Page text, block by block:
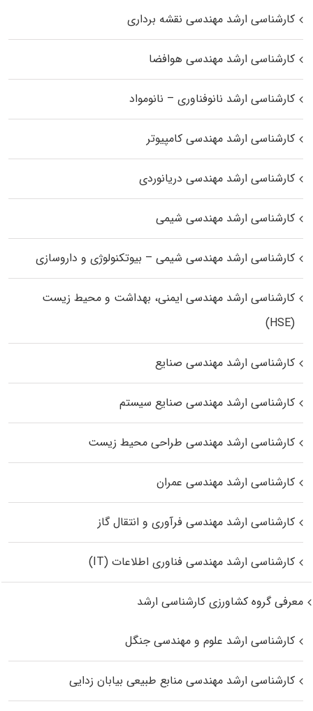
کارشناسی ارشد مهندسی نقشه برداری
کارشناسی ارشد مهندسی هوافضا
کارشناسی ارشد نانوفناوری – نانومواد
کارشناسی ارشد مهندسی کامپیوتر
کارشناسی ارشد مهندسی دریانوردی
کارشناسی ارشد مهندسی شیمی
کارشناسی ارشد مهندسی شیمی – بیوتکنولوژی و داروسازی
کارشناسی ارشد مهندسی ایمنی، بهداشت و محیط زیست
(HSE)
کارشناسی ارشد مهندسی صنایع
کارشناسی ارشد مهندسی صنایع سیستم
کارشناسی ارشد مهندسی طراحی محیط زیست
کارشناسی ارشد مهندسی عمران
کارشناسی ارشد مهندسی فرآوری و انتقال گاز
کارشناسی ارشد مهندسی فناوری اطلاعات (IT)
معرفی گروه کشاورزی کارشناسی ارشد
کارشناسی ارشد علوم و مهندسی جنگل
کارشناسی ارشد مهندسی منابع طبیعی بیابان زدایی